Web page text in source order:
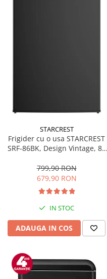
Accesorii aparate climatizare
Aeroterme
Aparate de spalat cu presiune
Climatizare
Purificatoare
Ingrijire personala
Aparate & Accesorii ingrijire
personala
Obiecte sanitare
Accesorii
STARCREST
Frigider cu o usa STARCREST
SRF-86BK, Design Vintage, 85
interioara, H 84 cm, Negru
799,90 RON
679,90 RON
IN STOC
ADAUGA IN COS